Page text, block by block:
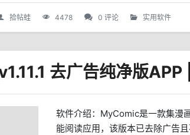
拾帖蛙 4478 0 评论 实用软件
软件介绍：MyComic是一款集漫
能阅读应用，该版本已去除广告